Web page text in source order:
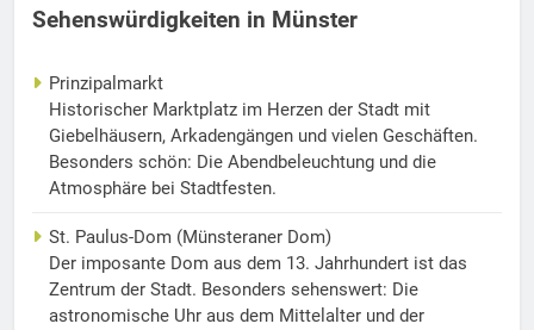
Sehenswürdigkeiten in Münster
Prinzipalmarkt
Historischer Marktplatz im Herzen der Stadt mit
Giebelhäusern, Arkadengängen und vielen Geschäften.
Besonders schön: Die Abendbeleuchtung und die
Atmosphäre bei Stadtfesten.
St. Paulus-Dom (Münsteraner Dom)
Der imposante Dom aus dem 13. Jahrhundert ist das
Zentrum der Stadt. Besonders sehenswert: Die
astronomische Uhr aus dem Mittelalter und der